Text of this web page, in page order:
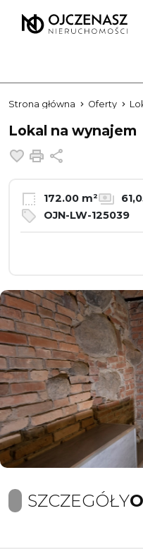
Strona główna Oferty
Lokal na wynajem
Dodaj do
Drukuj
172.00 m²
OJN-LW-125039
SZCZEGÓŁY